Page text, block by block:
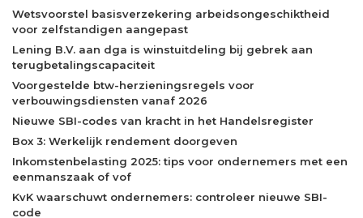
Wetsvoorstel basisverzekering arbeidsongeschiktheid
voor zelfstandigen aangepast
Lening B.V. aan dga is winstuitdeling bij gebrek aan
terugbetalingscapaciteit
Voorgestelde btw-herzieningsregels voor
verbouwingsdiensten vanaf 2026
Nieuwe SBI-codes van kracht in het Handelsregister
Box 3: Werkelijk rendement doorgeven
Inkomstenbelasting 2025: tips voor ondernemers met een
eenmanszaak of vof
KvK waarschuwt ondernemers: controleer nieuwe SBI-
code